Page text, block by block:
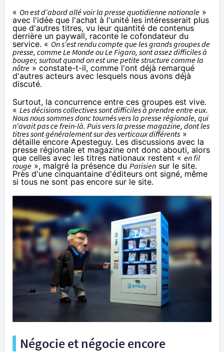
« On est d’abord allé voir la presse quotidienne nationale »
avec l'idée que l'achat à l'unité les intéresserait plus
que d'autres titres, vu leur quantité de contenus
derrière un paywall, raconte le cofondateur du
service. « On s'est rendu compte que les grands groupes de
presse, comme Le Monde ou Le Figaro, sont assez difficiles à
bouger, surtout quand on est une petite structure comme la
nôtre » constate-t-il, comme l'ont déjà remarqué
d'autres acteurs avec lesquels nous avons déjà
discuté.
Surtout, la concurrence entre ces groupes est vive.
« Les décisions collectives sont difficiles à prendre entre eux.
Nous nous sommes donc tournés vers la presse régionale, qui
n'avait pas ce frein-là. Puis vers la presse magazine, dont les
titres sont généralement sur des verticaux différents »
détaille encore Apesteguy. Les discussions avec la
presse régionale et magazine ont donc abouti, alors
que celles avec les titres nationaux restent « en fil
rouge », malgré la présence du Parisien sur le site.
Près d'une cinquantaine d'éditeurs ont signé, même
si tous ne sont pas encore sur le site.
Négocie et négocie encore